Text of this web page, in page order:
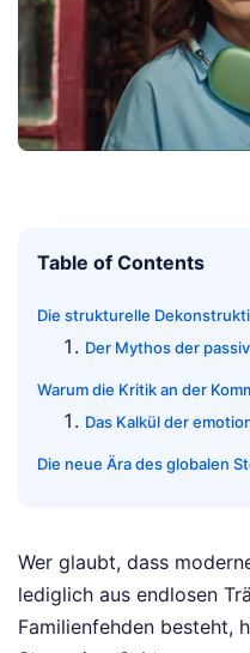
Table of Contents
Der Mythos der
Warum die Kritik an der
Das Kalkül der
Die neue Ära des globalen
Wer glaubt, dass
lediglich aus endlosen
Familienfehden besteht,